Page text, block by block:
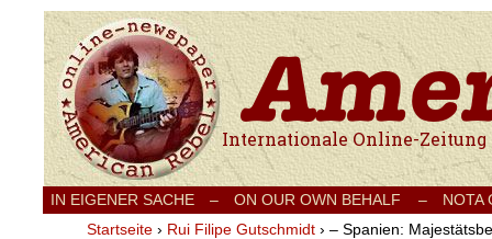
Internationale Onlinezeitung für Frieden,
IN EIGENER SACHE – ON OUR OWN BEHALF –
NOTA
Startseite › Rui Filipe Gutschmidt › – Spanien: